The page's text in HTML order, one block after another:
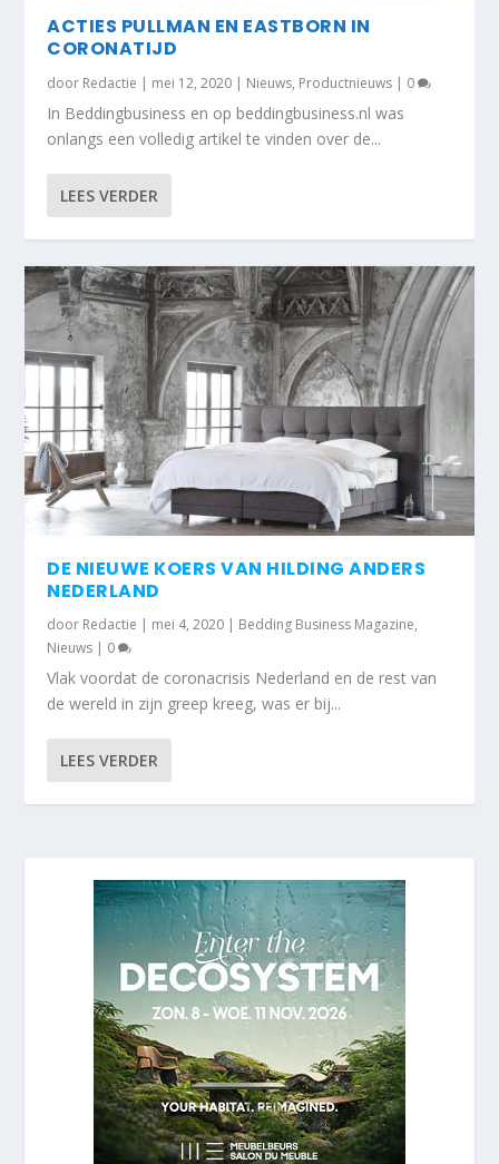
ACTIES PULLMAN EN EASTBORN IN
CORONATIJD
door Redactie | mei 12, 2020 | Nieuws, Productnieuws | 0
In Beddingbusiness en op beddingbusiness.nl was
onlangs een volledig artikel te vinden over de...
LEES VERDER
DE NIEUWE KOERS VAN HILDING ANDERS
NEDERLAND
door Redactie | mei 4, 2020 | Bedding Business Magazine,
Nieuws | 0
Vlak voordat de coronacrisis Nederland en de rest van
de wereld in zijn greep kreeg, was er bij...
LEES VERDER